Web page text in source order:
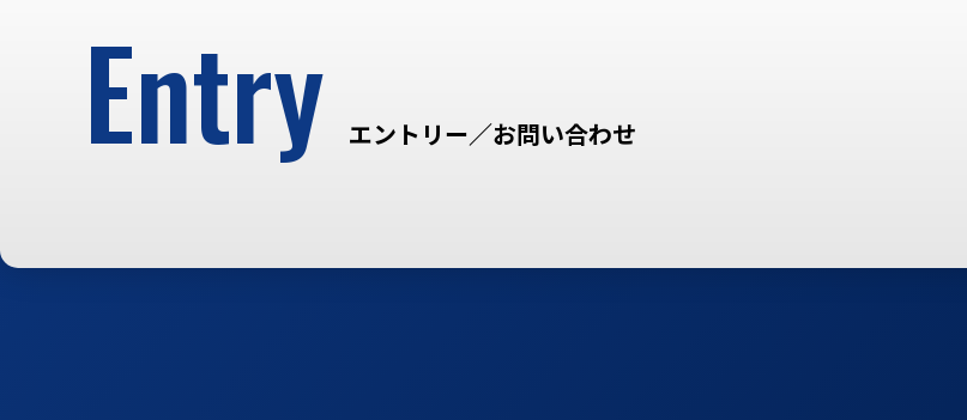
Entry エントリー／お問い合わせ